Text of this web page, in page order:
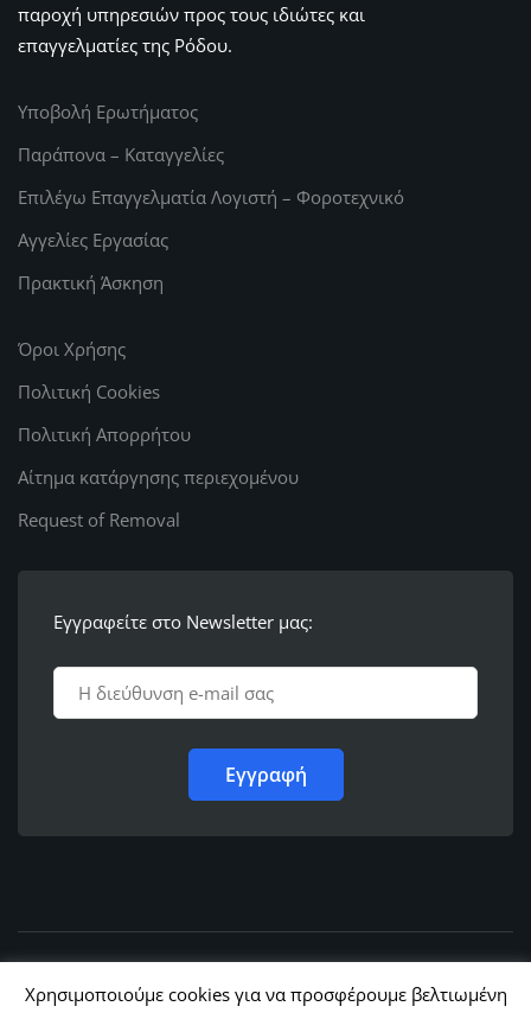
παροχή υπηρεσιών προς τους ιδιώτες και
επαγγελματίες της Ρόδου.
Υποβολή Ερωτήματος
Παράπονα – Καταγγελίες
Επιλέγω Επαγγελματία Λογιστή – Φοροτεχνικό
Αγγελίες Εργασίας
Πρακτική Άσκηση
Όροι Χρήσης
Πολιτική Cookies
Πολιτική Απορρήτου
Αίτημα κατάργησης περιεχομένου
Request of Removal
Εγγραφείτε στο Newsletter μας:
© 2011 - 2022, Ε.Λ.Φ.Ε.Ε. Ρόδου
Χρησιμοποιούμε cookies για να προσφέρουμε βελτιωμένη